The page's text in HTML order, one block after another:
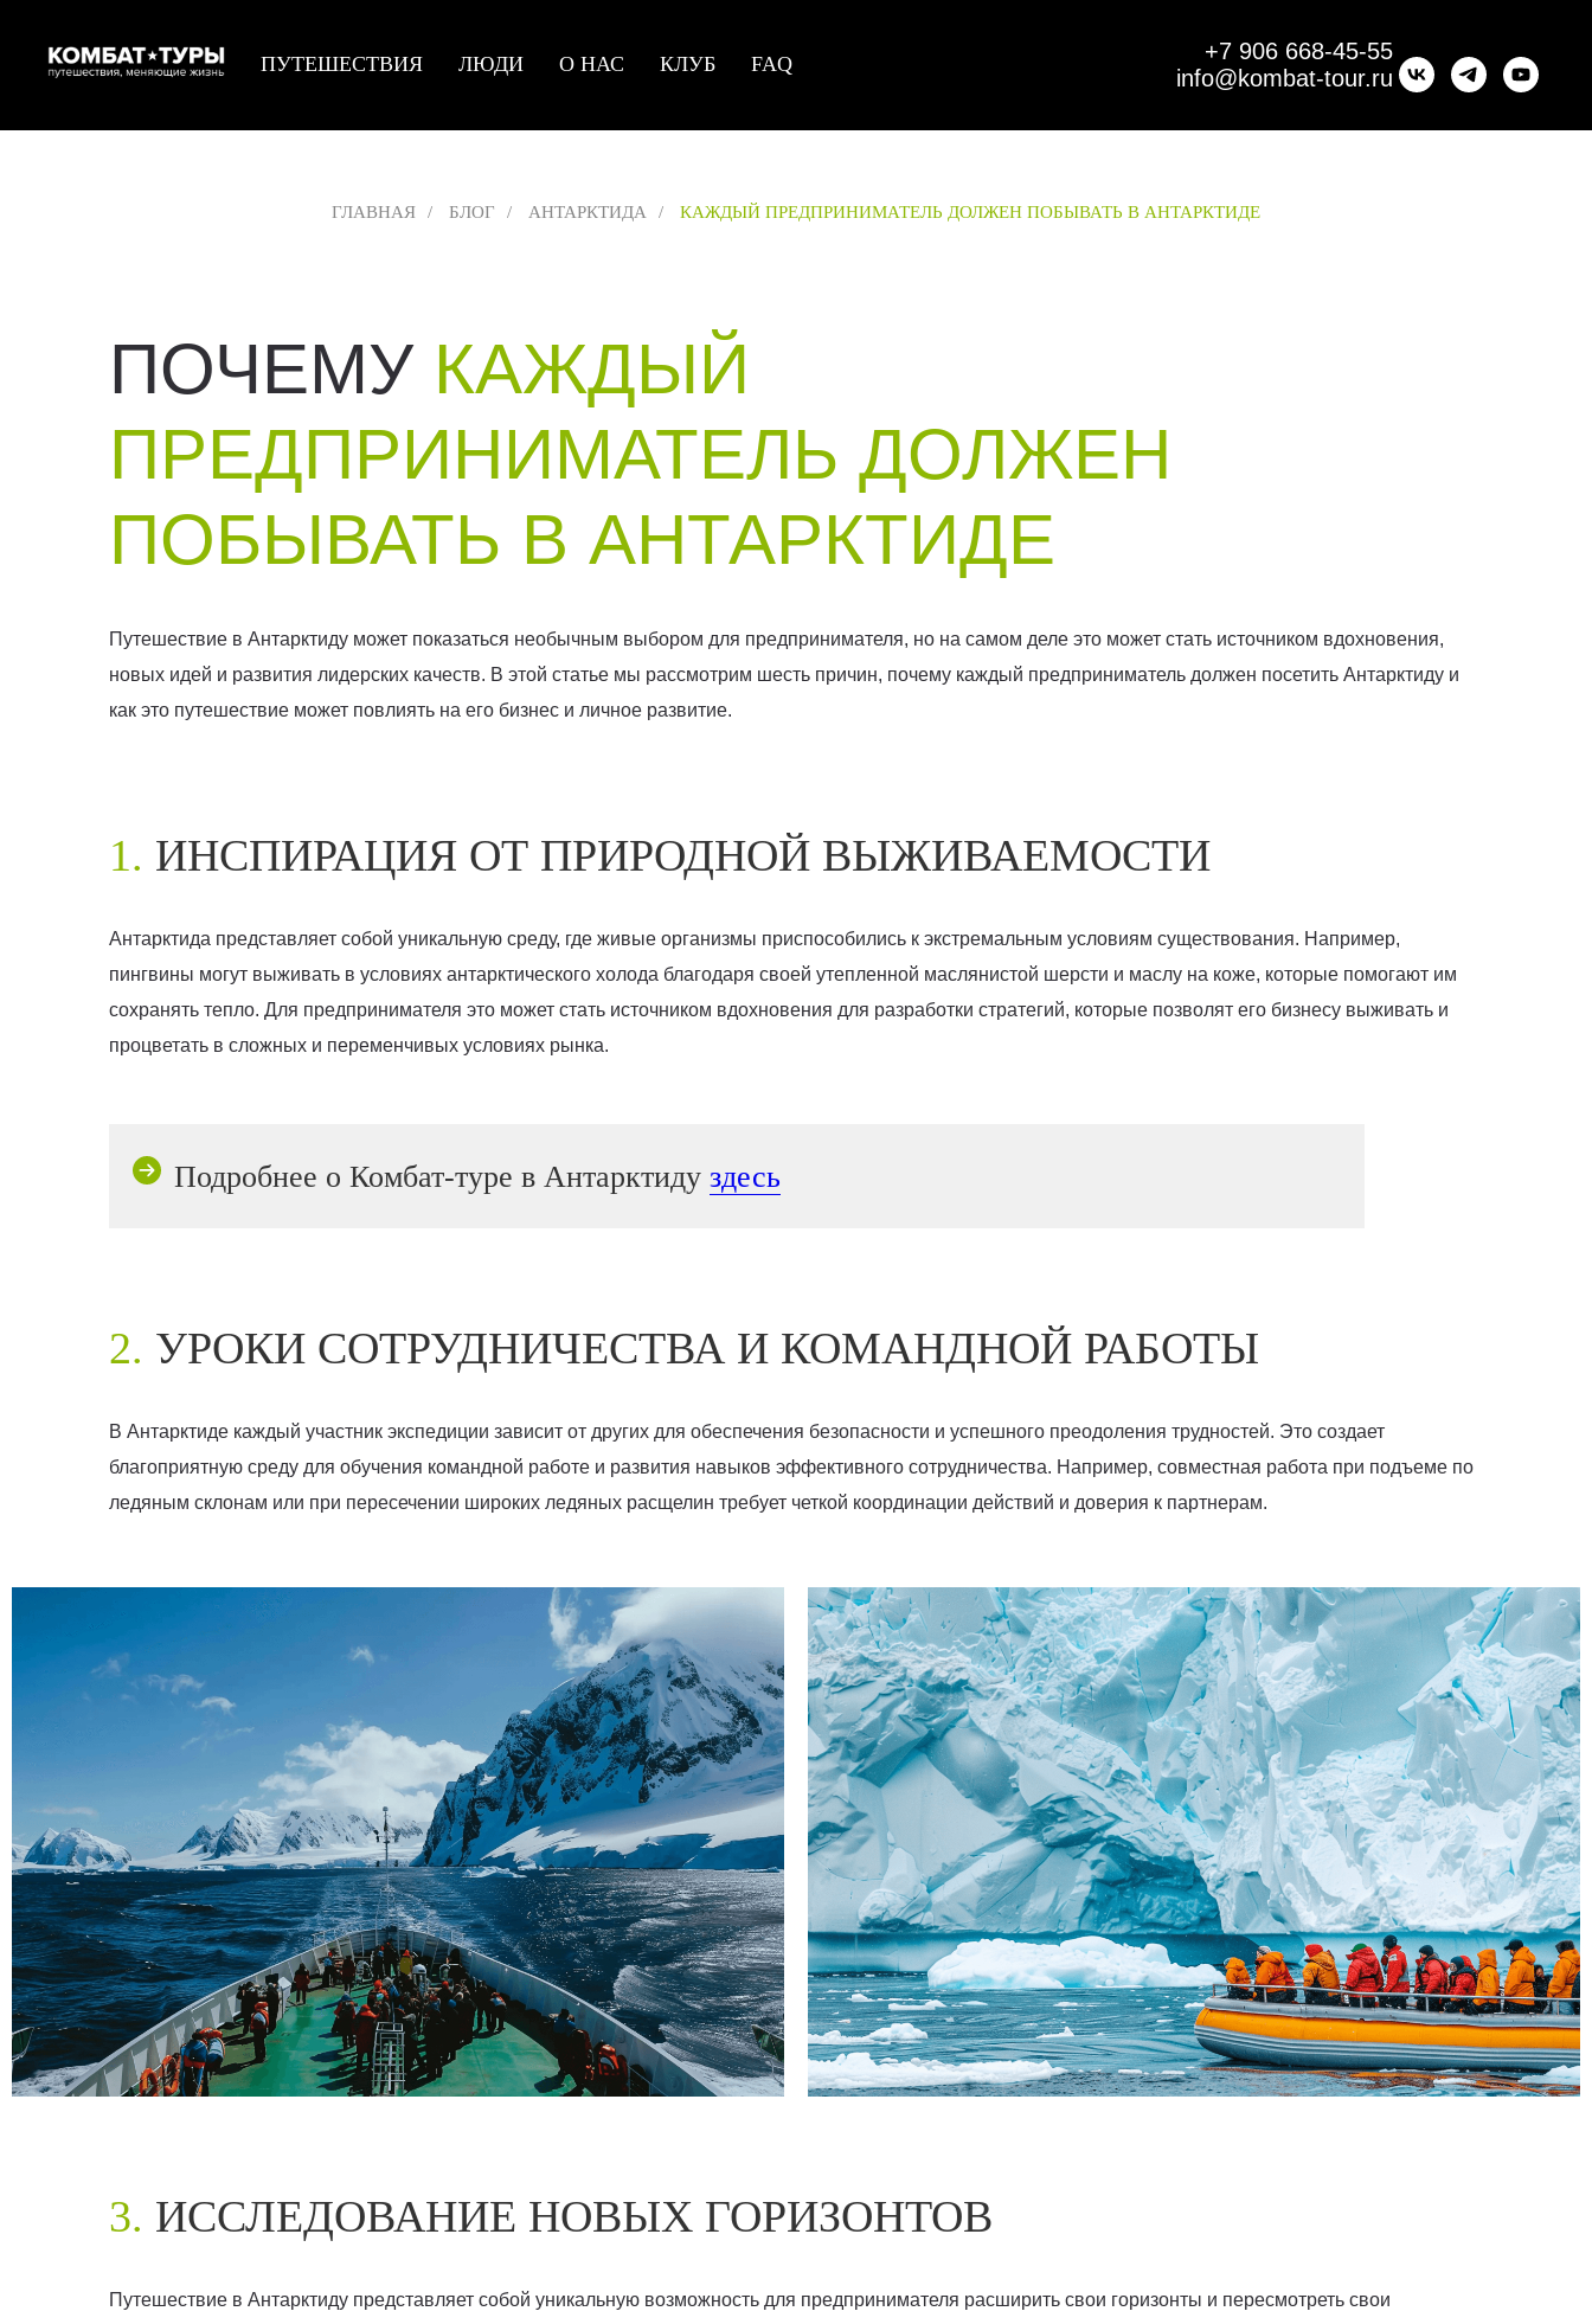
ПУТЕШЕСТВИЯ ЛЮДИ О НАС КЛУБ FAQ
+7 906 668-45-55
info@kombat-tour.ru
ГЛАВНАЯ / БЛОГ / АНТАРКТИДА / КАЖДЫЙ ПРЕДПРИНИМАТЕЛЬ ДОЛЖЕН ПОБЫВАТЬ В АНТАРКТИДЕ
ПОЧЕМУ КАЖДЫЙ
ПРЕДПРИНИМАТЕЛЬ ДОЛЖЕН
ПОБЫВАТЬ В АНТАРКТИДЕ
Путешествие в Антарктиду может показаться необычным выбором для предпринимателя, но на самом деле это может стать источником вдохновения,
новых идей и развития лидерских качеств. В этой статье мы рассмотрим шесть причин, почему каждый предприниматель должен посетить Антарктиду и
как это путешествие может повлиять на его бизнес и личное развитие.
1. ИНСПИРАЦИЯ ОТ ПРИРОДНОЙ ВЫЖИВАЕМОСТИ
Антарктида представляет собой уникальную среду, где живые организмы приспособились к экстремальным условиям существования. Например,
пингвины могут выживать в условиях антарктического холода благодаря своей утепленной маслянистой шерсти и маслу на коже, которые помогают им
сохранять тепло. Для предпринимателя это может стать источником вдохновения для разработки стратегий, которые позволят его бизнесу выживать и
процветать в сложных и переменчивых условиях рынка.
Подробнее о Комбат-туре в Антарктиду здесь
2. УРОКИ СОТРУДНИЧЕСТВА И КОМАНДНОЙ РАБОТЫ
В Антарктиде каждый участник экспедиции зависит от других для обеспечения безопасности и успешного преодоления трудностей. Это создает
благоприятную среду для обучения командной работе и развития навыков эффективного сотрудничества. Например, совместная работа при подъеме по
ледяным склонам или при пересечении широких ледяных расщелин требует четкой координации действий и доверия к партнерам.
3. ИССЛЕДОВАНИЕ НОВЫХ ГОРИЗОНТОВ
Путешествие в Антарктиду представляет собой уникальную возможность для предпринимателя расширить свои горизонты и пересмотреть свои